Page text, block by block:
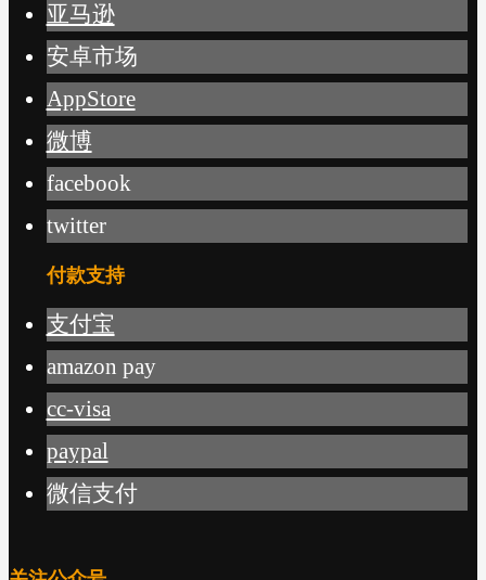
亚马逊
安卓市场
AppStore
微博
facebook
twitter
付款支持
支付宝
amazon pay
cc-visa
paypal
微信支付